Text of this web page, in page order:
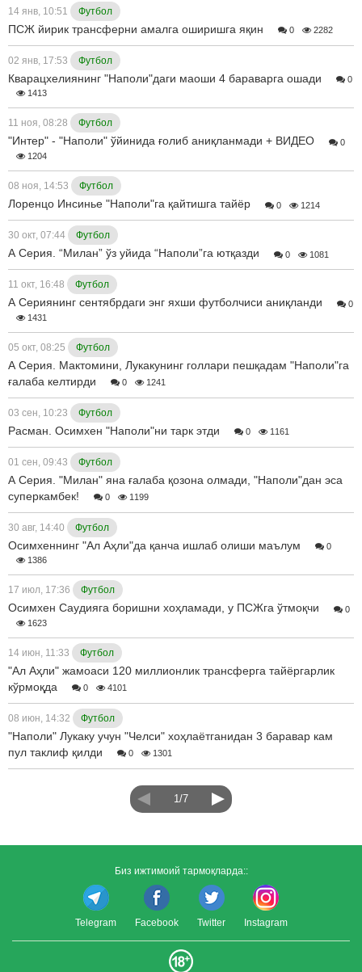
14 янв, 10:51 Футбол
ПСЖ йирик трансферни амалга оширишга яқин 0 2282
02 янв, 17:53 Футбол
Кварацхелиянинг "Наполи"даги маоши 4 бараварга ошади
0
1413
11 ноя, 08:28 Футбол
"Интер" - "Наполи" ўйинида ғолиб аниқланмади + ВИДЕО
0
1204
08 ноя, 14:53 Футбол
Лоренцо Инсинье "Наполи"га қайтишга тайёр 0 1214
30 окт, 07:44 Футбол
А Серия. “Милан” ўз уйида “Наполи”га ютқазди 0 1081
11 окт, 16:48 Футбол
А Сериянинг сентябрдаги энг яхши футболчиси аниқланди
0
1431
05 окт, 08:25 Футбол
А Серия. Мактомини, Лукакунинг голлари пешқадам "Наполи"га
ғалаба келтирди
0 1241
03 сен, 10:23 Футбол
Расман. Осимхен "Наполи"ни тарк этди 0 1161
01 сен, 09:43 Футбол
А Серия. "Милан" яна ғалаба қозона олмади, "Наполи"дан эса
суперкамбек!
0 1199
30 авг, 14:40 Футбол
Осимхеннинг "Ал Аҳли"да қанча ишлаб олиши маълум
0
1386
17 июл, 17:36 Футбол
Осимхен Саудияга боришни хоҳламади, у ПСЖга ўтмоқчи
0
1623
14 июн, 11:33 Футбол
"Ал Аҳли" жамоаси 120 миллионлик трансферга тайёргарлик
кўрмоқда
0 4101
08 июн, 14:32 Футбол
"Наполи" Лукаку учун "Челси" хоҳлаётганидан 3 баравар кам
пул таклиф қилди
0 1301
1/7
Биз ижтимоий тармоқларда::
Telegram Facebook Twitter Instagram